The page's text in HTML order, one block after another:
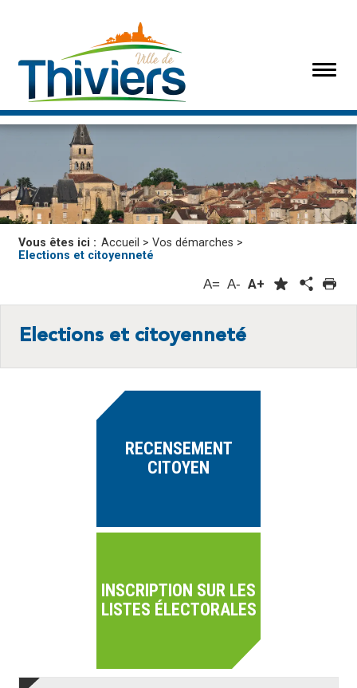
Vous êtes ici : Accueil > Vos démarches >
Elections et citoyenneté
A= A- A+
Elections et citoyenneté
RECENSEMENT
CITOYEN
INSCRIPTION SUR LES
LISTES ÉLECTORALES